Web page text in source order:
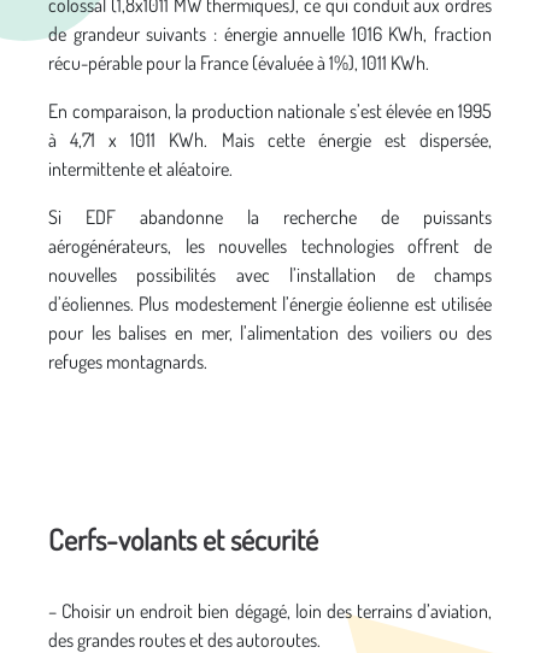
de grandeur suivants : énergie annuelle 1016 KWh, fraction
récu-pérable pour la France (évaluée à 1%), 1011 KWh.
En comparaison, la production nationale s’est élevée en 1995
à 4,71 x 1011 KWh. Mais cette énergie est dispersée,
intermittente et aléatoire.
Si EDF abandonne la recherche de puissants
aérogénérateurs, les nouvelles technologies offrent de
nouvelles possibilités avec l’installation de champs
d’éoliennes. Plus modestement l’énergie éolienne est utilisée
pour les balises en mer, l’alimentation des voiliers ou des
refuges montagnards.
Cerfs-volants et sécurité
– Choisir un endroit bien dégagé, loin des terrains d’aviation,
des grandes routes et des autoroutes.